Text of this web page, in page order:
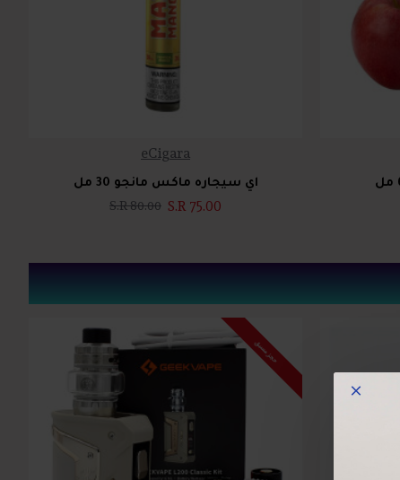
eCigara
اي سيجاره ماكس مانجو 30 مل
S.R 75.00
S.R 80.00
حجز مسبق